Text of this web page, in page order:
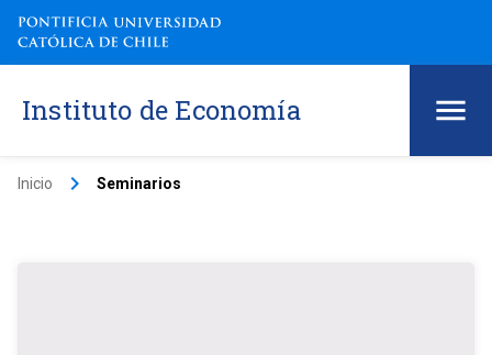
Instituto de Economía
Inicio keyboard_arrow_right Seminarios